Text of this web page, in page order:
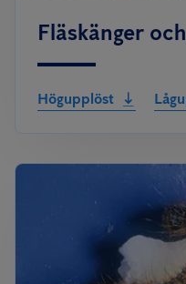
Fläskänger
Högupplöst